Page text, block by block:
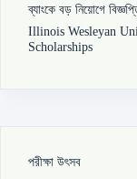
ব্যাংকে বড় নিয়োগে
Illinois Wesleyan
Scholarships
পরীক্ষা উৎসব